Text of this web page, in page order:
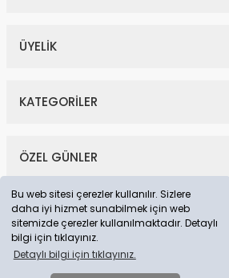
Bu web sitesi çerezler kullanılır. Sizlere
daha iyi hizmet sunabilmek için web
sitemizde çerezler kullanılmaktadır. Detaylı
bilgi için tıklayınız.
Detaylı bilgi için tıklayınız.
ÜYELİK
KATEGORİLER
ÖZEL GÜNLER
© Tüm Hakları Saklıdır. Kredi kartı